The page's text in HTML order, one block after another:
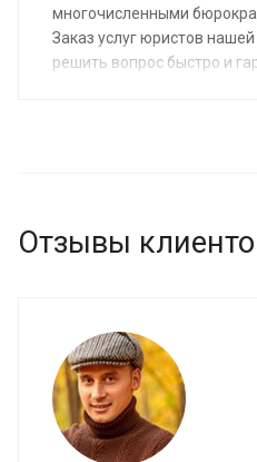
многочисленными
Заказ услуг юристов
решить вопрос быстро и
Отзывы